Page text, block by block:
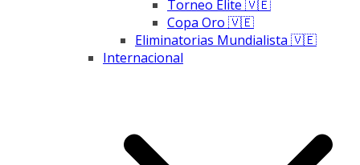
Torneo Élite 🇻🇪
Copa Oro 🇻🇪
Eliminatorias Mundialista 🇻🇪
Internacional